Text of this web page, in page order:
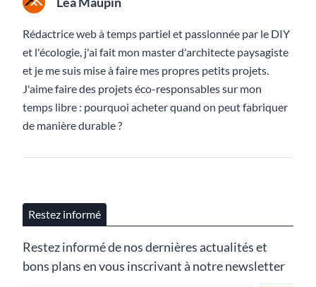
Rédactrice web à temps partiel et passionnée par le DIY
et l'écologie, j'ai fait mon master d'architecte paysagiste
et je me suis mise à faire mes propres petits projets.
J'aime faire des projets éco-responsables sur mon
temps libre : pourquoi acheter quand on peut fabriquer
de manière durable ?
Restez informé
Restez informé de nos dernières actualités et
bons plans en vous inscrivant à notre newsletter